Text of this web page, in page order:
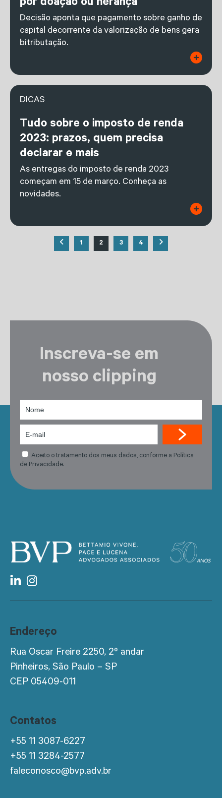
por doação ou herança
Decisão aponta que pagamento sobre ganho de
capital decorrente da valorização de bens gera
bitributação.
DICAS
Tudo sobre o imposto de renda
2023: prazos, quem precisa
declarar e mais
As entregas do imposto de renda 2023
começam em 15 de março. Conheça as
novidades.
1 2 3 4
Inscreva-se em
nosso clipping
Aceito o tratamento dos meus dados, conforme a Política
de Privacidade.
Endereço
Rua Oscar Freire 2250, 2º andar
Pinheiros, São Paulo – SP
CEP 05409-011
Contatos
+55 11 3087-6227
+55 11 3284-2577
faleconosco@bvp.adv.br